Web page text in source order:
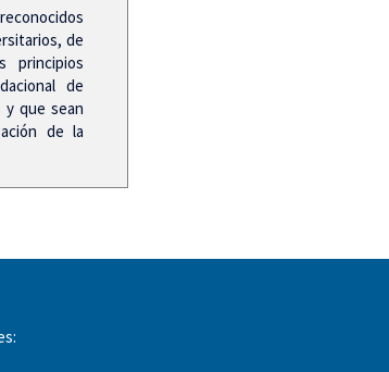
de
principios
de
y que sean
de la